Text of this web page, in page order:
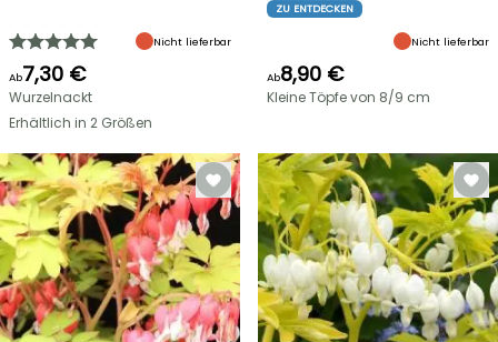
Nicht lieferbar
Ab7,30 €
Wurzelnackt
Erhältlich in 2 Größen
ZU ENTDECKEN
Nicht lieferbar
Ab8,90 €
Kleine Töpfe von 8/9 cm